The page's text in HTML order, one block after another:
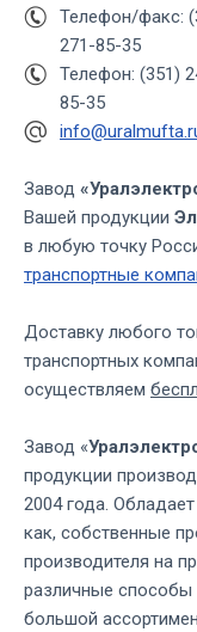
Телефон/факс:
271-85-35
Телефон: (351)
85-35
Завод
Вашей продукции
в любую точку
транспортные
Доставку любого
транспортных
осуществляем
Завод «
продукции
2004 года.
как, собственные
производителя на
различные способы
большой